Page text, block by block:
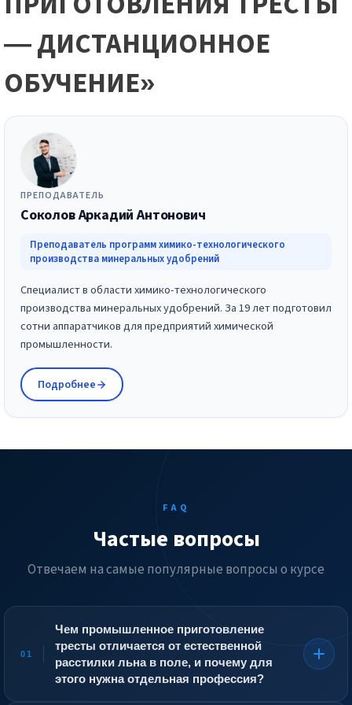
— ДИСТАНЦИОННОЕ
ОБУЧЕНИЕ»
ПРЕПОДАВАТЕЛЬ
Соколов Аркадий Антонович
Преподаватель программ химико-технологического
производства минеральных удобрений
Специалист в области химико-технологического
производства минеральных удобрений. За 19 лет подготовил
сотни аппаратчиков для предприятий химической
промышленности.
Подробнее
FAQ
Частые вопросы
Отвечаем на самые популярные вопросы о курсе
01
Чем промышленное приготовление
тресты отличается от естественной
расстилки льна в поле, и почему для
этого нужна отдельная профессия?